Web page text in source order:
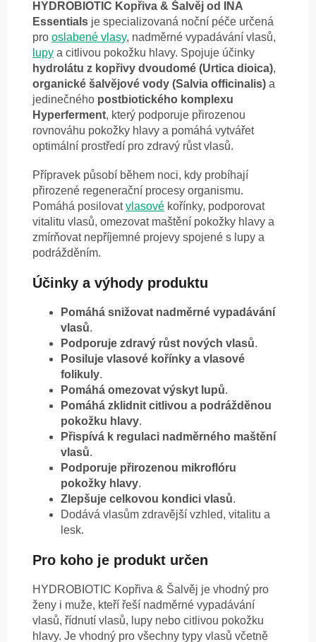
HYDROBIOTIC Kopřiva & Šalvěj od INA
Essentials je specializovaná noční péče určená
pro oslabené vlasy, nadměrné vypadávání vlasů,
lupy a citlivou pokožku hlavy. Spojuje účinky
hydrolátu z kopřivy dvoudomé (Urtica dioica),
organické šalvějové vody (Salvia officinalis) a
jedinečného postbiotického komplexu
Hyperferment, který podporuje přirozenou
rovnováhu pokožky hlavy a pomáhá vytvářet
optimální prostředí pro zdravý růst vlasů.
Přípravek působí během noci, kdy probíhají
přirozené regenerační procesy organismu.
Pomáhá posilovatvlasové kořínky, podporovat
vitalitu vlasů, omezovat maštění pokožky hlavy a
zmírňovat nepříjemné projevy spojené s lupy a
podrážděním.
Účinky a výhody produktu
Pomáhá snižovat nadměrné vypadávání
vlasů.
Podporuje zdravý růst nových vlasů.
Posiluje vlasové kořínky a vlasové
folikuly.
Pomáhá omezovat výskyt lupů.
Pomáhá zklidnit citlivou a podrážděnou
pokožku hlavy.
Přispívá k regulaci nadměrného maštění
vlasů.
Podporuje přirozenou mikroflóru
pokožky hlavy.
Zlepšuje celkovou kondici vlasů.
Dodává vlasům zdravější vzhled, vitalitu a
lesk.
Pro koho je produkt určen
HYDROBIOTIC Kopřiva & Šalvěj je vhodný pro
ženy i muže, kteří řeší nadměrné vypadávání
vlasů, řídnutí vlasů, lupy nebo citlivou pokožku
hlavy. Je vhodný pro všechny typy vlasů včetně